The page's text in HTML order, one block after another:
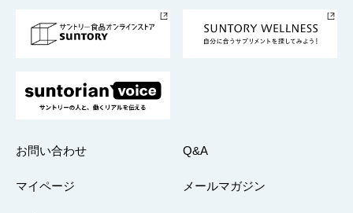
採用情報
お問い合わせ Q&A
マイページ メールマガジン